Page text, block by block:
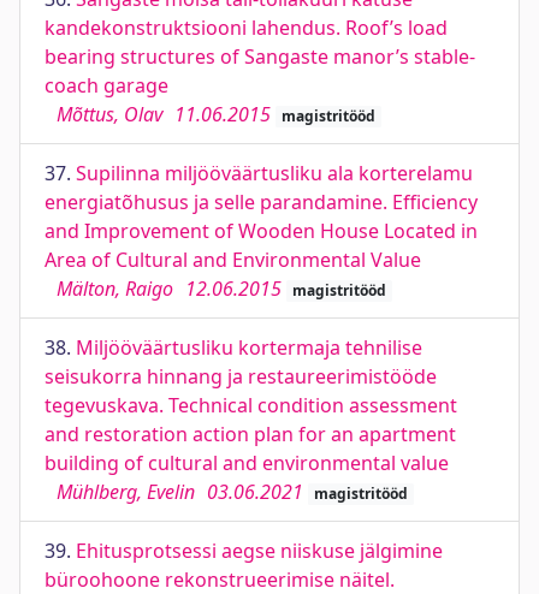
kandekonstruktsiooni lahendus. Roof’s load
bearing structures of Sangaste manor’s stable-
coach garage
Mõttus, Olav 11.06.2015 magistritööd
37. Supilinna miljööväärtusliku ala korterelamu
energiatõhusus ja selle parandamine. Efficiency
and Improvement of Wooden House Located in
Area of Cultural and Environmental Value
Mälton, Raigo 12.06.2015 magistritööd
38. Miljööväärtusliku kortermaja tehnilise
seisukorra hinnang ja restaureerimistööde
tegevuskava. Technical condition assessment
and restoration action plan for an apartment
building of cultural and environmental value
Mühlberg, Evelin 03.06.2021 magistritööd
39. Ehitusprotsessi aegse niiskuse jälgimine
büroohoone rekonstrueerimise näitel.